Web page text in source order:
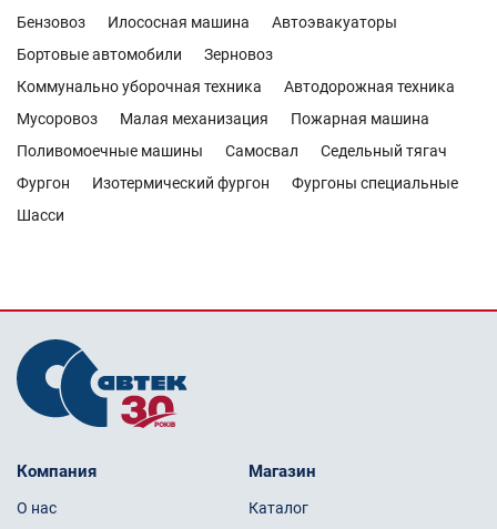
Бензовоз
Илососная машина
Автоэвакуаторы
Бортовые автомобили
Зерновоз
Коммунально уборочная техника
Автодорожная техника
Мусоровоз
Малая механизация
Пожарная машина
Поливомоечные машины
Самосвал
Седельный тягач
Фургон
Изотермический фургон
Фургоны специальные
Шасси
Компания
О нас
Магазин
Каталог